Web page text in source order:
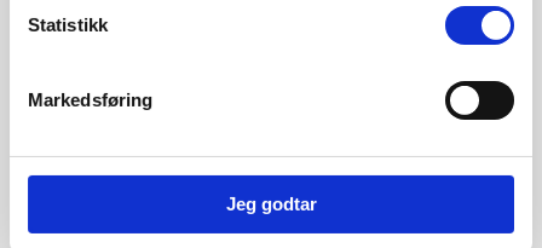
Statistikk
Markedsføring
Jeg godtar
Kontaktinformasjon
Voksenkollveien 112B